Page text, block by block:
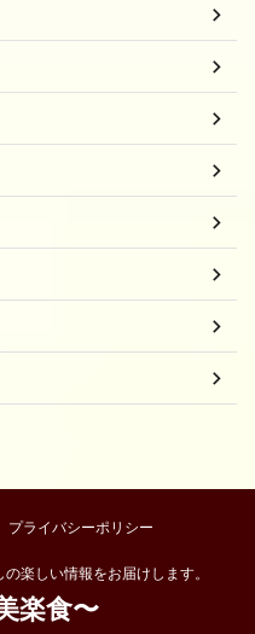
プライバシーポリシー
楽しい情報をお届けします。
楽食〜